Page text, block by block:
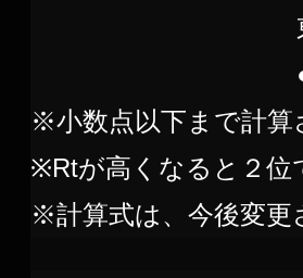
※小数点以下まで計算
※Rtが高くなると２位
※計算式は、今後変更